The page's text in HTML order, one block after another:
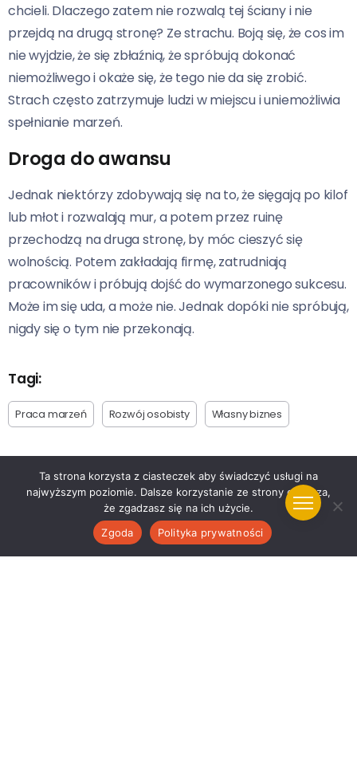
chcieli. Dlaczego zatem nie rozwalą tej ściany i nie
przejdą na drugą stronę? Ze strachu. Boją się, że cos im
nie wyjdzie, że się zbłaźnią, że spróbują dokonać
niemożliwego i okaże się, że tego nie da się zrobić.
Strach często zatrzymuje ludzi w miejscu i uniemożliwia
spełnianie marzeń.
Droga do awansu
Jednak niektórzy zdobywają się na to, że sięgają po kilof
lub młot i rozwalają mur, a potem przez ruinę
przechodzą na druga stronę, by móc cieszyć się
wolnością. Potem zakładają firmę, zatrudniają
pracowników i próbują dojść do wymarzonego sukcesu.
Może im się uda, a może nie. Jednak dopóki nie spróbują,
nigdy się o tym nie przekonają.
Tagi:
Praca marzeń Rozwój osobisty Własny biznes
Udostępnij
Ta strona korzysta z ciasteczek aby świadczyć usługi na
najwyższym poziomie. Dalsze korzystanie ze strony oznacza,
że zgadzasz się na ich użycie.
Zgoda
Polityka prywatności